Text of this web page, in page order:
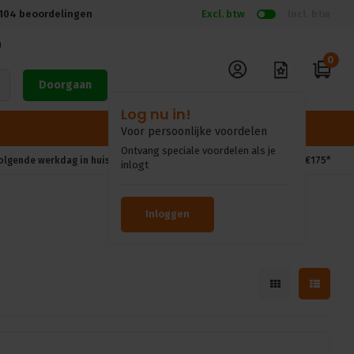
104 beoordelingen Excl. btw
Doorgaan
0
werkdag in huis* Gratis verzendkosten vanaf €175*